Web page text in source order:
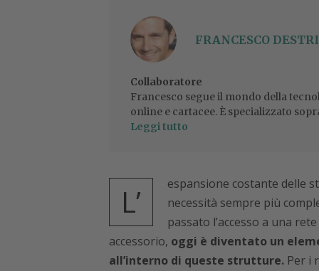
FRANCESCO DESTRI
Collaboratore
Francesco segue il mondo della
online e cartacee. È specializzato
Leggi tutto
L’
espansione costante delle
necessità sempre più
passato l’accesso a una
accessorio, oggi è diventato un
all’interno di queste strutture.Per i